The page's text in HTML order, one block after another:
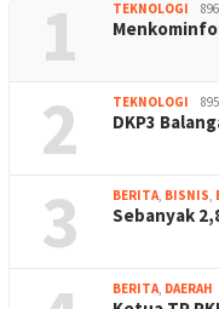
1 TEKNOLOGI
2 TEKNOLOGI
DKP3
3 BERITA, BISNIS,
Sebanyak
BERITA, DAERAH